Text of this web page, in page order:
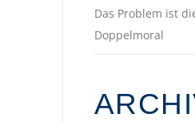
Das Problem ist
Doppelmoral